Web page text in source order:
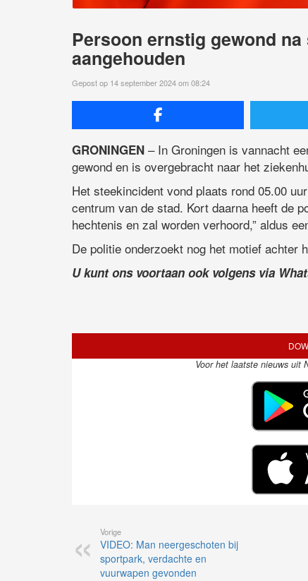
Persoon ernstig gewond
aangehouden
Gepost op 14 september 2024 om 08:24
GRONINGEN – In Groningen is vannacht
gewond en is overgebracht naar het
Het steekincident vond plaats rond 05.00
centrum van de stad. Kort daarna heeft de
hechtenis en zal worden verhoord,” aldus
De politie onderzoekt nog het motief achter
U kunt ons voortaan ook volgens via
Voor het laatste nieuws uit
Vorige
VIDEO: Man neergeschoten bij
sportpark, verdachte en
vuurwapen gevonden